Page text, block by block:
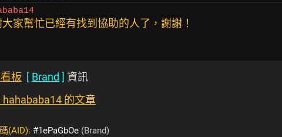
大家幫忙已經有找到協助的人了，謝謝！
板 [ Brand ] 資訊
hahababa14 的文章
(AID): #1ePaGbOe (Brand)